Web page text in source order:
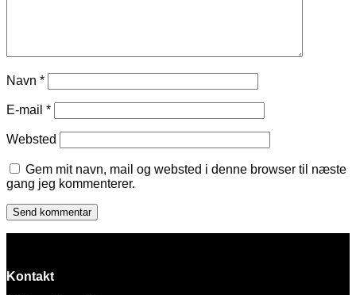
Navn *
E-mail *
Websted
Gem mit navn, mail og websted i denne browser til næste
gang jeg kommenterer.
Kontakt